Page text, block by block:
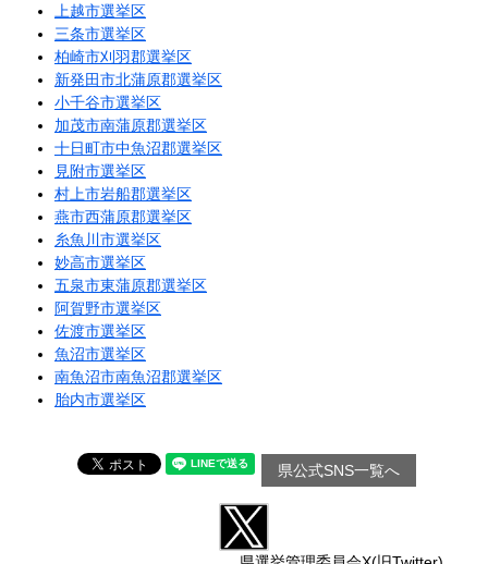
上越市選挙区
三条市選挙区
柏崎市刈羽郡選挙区
新発田市北蒲原郡選挙区
小千谷市選挙区
加茂市南蒲原郡選挙区
十日町市中魚沼郡選挙区
見附市選挙区
村上市岩船郡選挙区
燕市西蒲原郡選挙区
糸魚川市選挙区
妙高市選挙区
五泉市東蒲原郡選挙区
阿賀野市選挙区
佐渡市選挙区
魚沼市選挙区
南魚沼市南魚沼郡選挙区
胎内市選挙区
県公式SNS一覧へ